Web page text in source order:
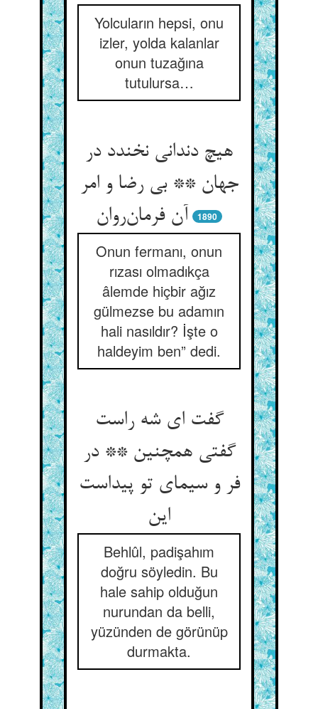
Yolcuların hepsi, onu
izler, yolda kalanlar
onun tuzağına
tutulursa…
هیچ دندانی نخندد در
جهان ** بی رضا و امر
آن فرمان‌روان
1890
Onun fermanı, onun
rızası olmadıkça
âlemde hiçbir ağız
gülmezse bu adamın
hali nasıldır? İşte o
haldeyim ben” dedi.
گفت ای شه راست
گفتی همچنین ** در
فر و سیمای تو پیداست
این
Behlûl, padişahım
doğru söyledin. Bu
hale sahip olduğun
nurundan da belli,
yüzünden de görünüp
durmakta.